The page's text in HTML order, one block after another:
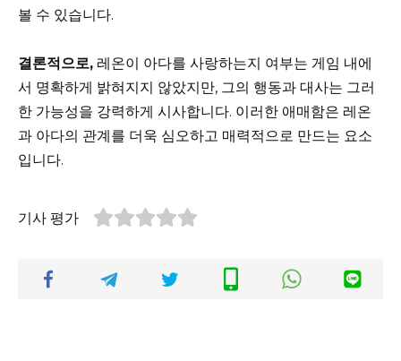
볼 수 있습니다.
결론적으로, 레온이 아다를 사랑하는지 여부는 게임 내에
서 명확하게 밝혀지지 않았지만, 그의 행동과 대사는 그러
한 가능성을 강력하게 시사합니다. 이러한 애매함은 레온
과 아다의 관계를 더욱 심오하고 매력적으로 만드는 요소
입니다.
기사 평가